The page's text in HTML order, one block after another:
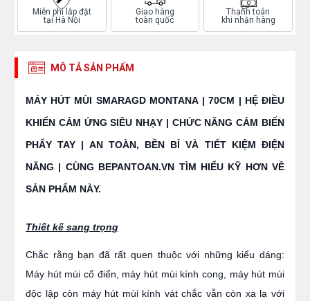
Miễn phí lắp đặt
tại Hà Nội
Giao hàng
toàn quốc
Thanh toán
khi nhận hàng
MÔ TẢ SẢN PHẨM
MÁY HÚT MÙI SMARAGD MONTANA | 70CM | HỆ ĐIỀU
KHIỂN CẢM ỨNG SIÊU NHẠY | CHỨC NĂNG CẢM BIẾN
PHẨY TAY | AN TOÀN, BỀN BỈ VÀ TIẾT KIỆM ĐIỆN
NĂNG | CÙNG BEPANTOAN.VN TÌM HIỂU KỸ HƠN VỀ
SẢN PHẨM NÀY.
Thiết kế sang trọng
Chắc rằng bạn đã rất quen thuộc với những kiểu dáng:
Máy hút mùi cổ điển, máy hút mùi kính cong, máy hút mùi
độc lập còn máy hút mùi kính vát chắc vẫn còn xa lạ với